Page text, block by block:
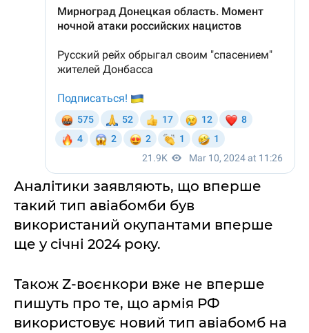
Аналітики заявляють, що вперше
такий тип авіабомби був
використаний окупантами вперше
ще у січні 2024 року.
Також Z-воєнкори вже не вперше
пишуть про те, що армія РФ
використовує новий тип авіабомб на